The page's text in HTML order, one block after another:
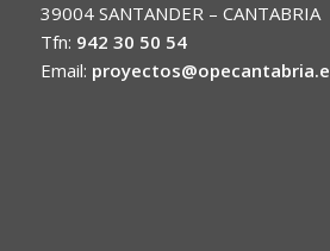
39004 SANTANDER – CANTABRIA
Tfn: 942 30 50 54
Email: